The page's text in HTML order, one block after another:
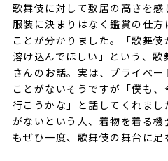
歌舞伎に対して敷居の高さを感
服装に決まりはなく鑑賞の仕
ことが分かりました。「歌舞
溶け込んでほしい」という、
さんのお話。実は、プライベ
ことがないそうですが「僕も
行こうかな」と話してくれま
がないという人、着物を着る
もぜひ一度、歌舞伎の舞台に足